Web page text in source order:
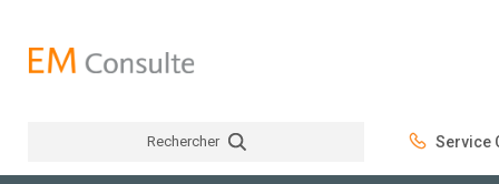
Rechercher Service